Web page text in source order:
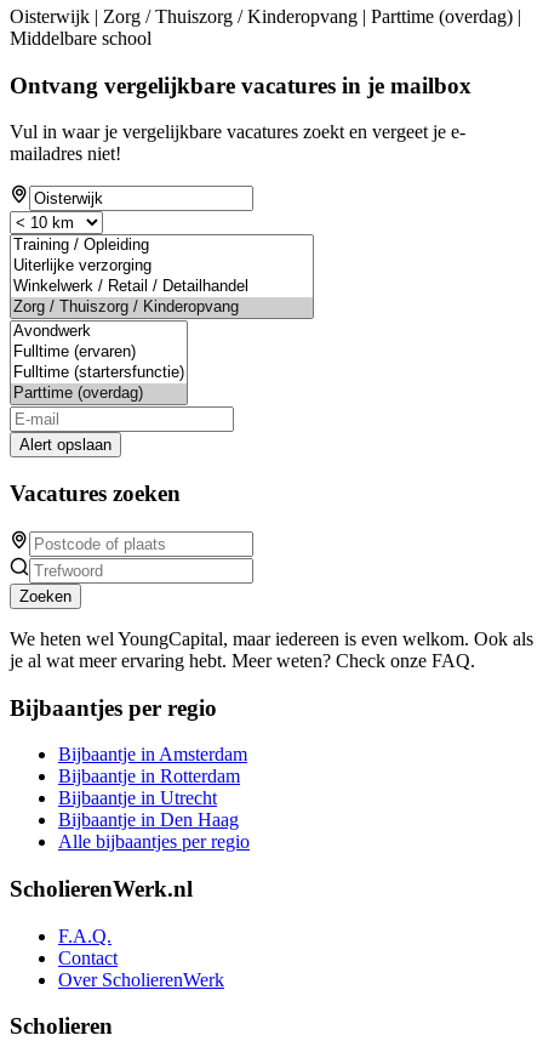
Oisterwijk | Zorg / Thuiszorg / Kinderopvang | Parttime (overdag) |
Middelbare school
Ontvang vergelijkbare vacatures in je mailbox
Vul in waar je vergelijkbare vacatures zoekt en vergeet je e-
mailadres niet!
Alert opslaan
Vacatures zoeken
Zoeken
We heten wel YoungCapital, maar iedereen is even welkom. Ook als
je al wat meer ervaring hebt. Meer weten? Check onze FAQ.
Bijbaantjes per regio
Bijbaantje in Amsterdam
Bijbaantje in Rotterdam
Bijbaantje in Utrecht
Bijbaantje in Den Haag
Alle bijbaantjes per regio
ScholierenWerk.nl
F.A.Q.
Contact
Over ScholierenWerk
Scholieren